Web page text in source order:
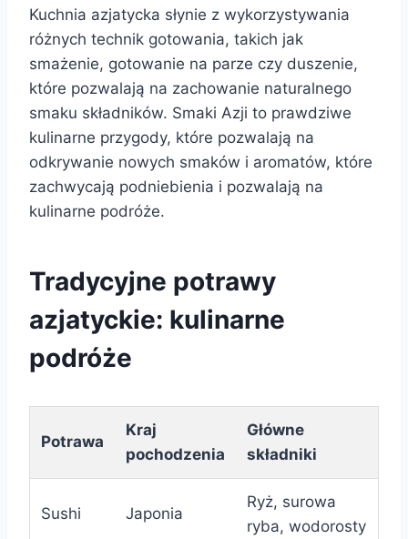
Kuchnia azjatycka słynie z wykorzystywania
różnych technik gotowania, takich jak
smażenie, gotowanie na parze czy duszenie,
które pozwalają na zachowanie naturalnego
smaku składników. Smaki Azji to prawdziwe
kulinarne przygody, które pozwalają na
odkrywanie nowych smaków i aromatów, które
zachwycają podniebienia i pozwalają na
kulinarne podróże.
Tradycyjne potrawy
azjatyckie: kulinarne
podróże
Potrawa
Kraj
pochodzenia
Główne
składniki
Sushi Japonia
Ryż, surowa
ryba, wodorosty